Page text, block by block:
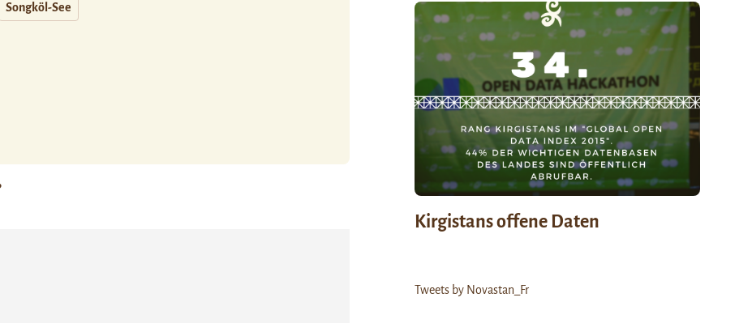
Songköl-See
Kirgistans offene Daten
Tweets by Novastan_Fr